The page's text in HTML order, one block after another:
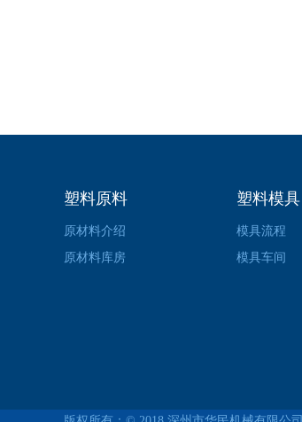
塑料原料
原材料介绍
原材料库房
塑料模具
模具流程
模具车间